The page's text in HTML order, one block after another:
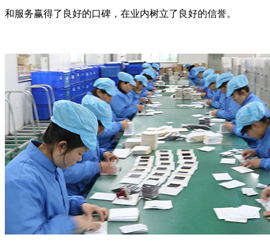
和服务赢得了良好的口碑，在业内树立了良好的信誉。